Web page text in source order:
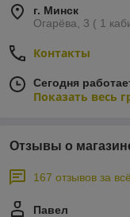
г. Минск
Огарёва, 3 ( 1
Контакты
Сегодня
Показать весь
Отзывы о
167 отзывов за
Павел